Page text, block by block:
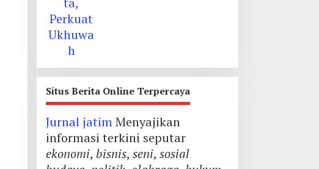
Situs Berita Online Terpercaya
Jurnal jatimMenyajikan
informasi terkini seputar
ekonomi, bisnis, seni, sosial